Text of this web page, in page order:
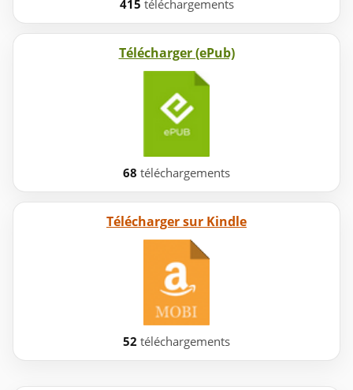
415 téléchargements
Télécharger (ePub)
68 téléchargements
Télécharger sur Kindle
52 téléchargements